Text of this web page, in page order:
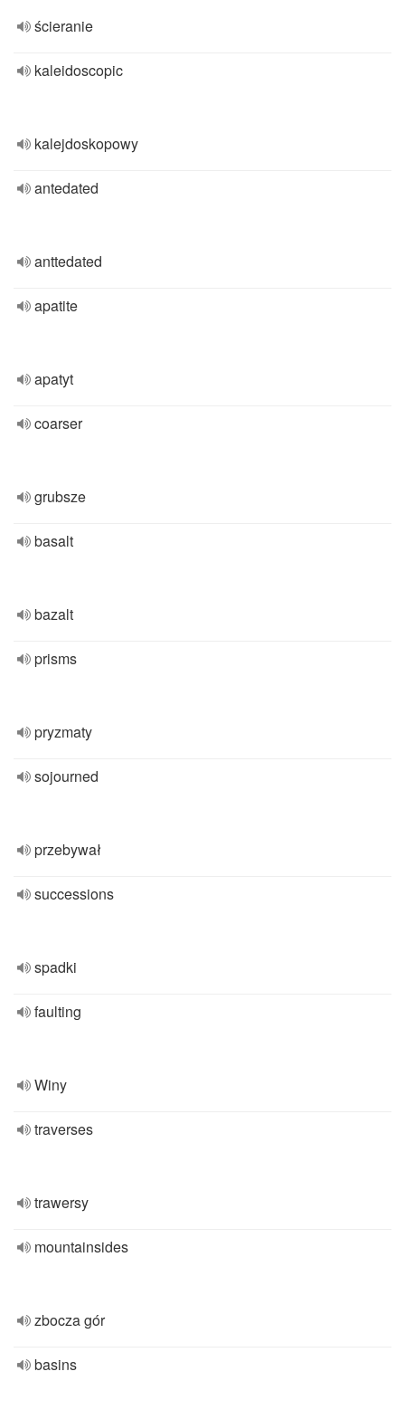
ścieranie
kaleidoscopic
kalejdoskopowy
antedated
anttedated
apatite
apatyt
coarser
grubsze
basalt
bazalt
prisms
pryzmaty
sojourned
przebywał
successions
spadki
faulting
Winy
traverses
trawersy
mountainsides
zbocza gór
basins